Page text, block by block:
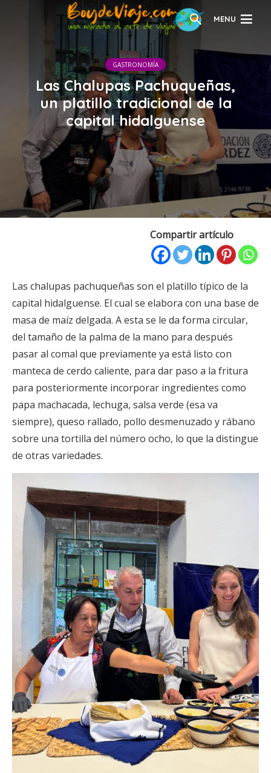
MENU
GASTRONOMÍA
Las Chalupas Pachuqueñas,
un platillo tradicional de la
capital hidalguense
Compartir artículo
Las chalupas pachuqueñas son el platillo típico de la
capital hidalguense. El cual se elabora con una base de
masa de maíz delgada. A esta se le da forma circular,
del tamaño de la palma de la mano para después
pasar al comal que previamente ya está listo con
manteca de cerdo caliente, para dar paso a la fritura
para posteriormente incorporar ingredientes como
papa machacada, lechuga, salsa verde (esa va
siempre), queso rallado, pollo desmenuzado y rábano
sobre una tortilla del número ocho, lo que la distingue
de otras variedades.